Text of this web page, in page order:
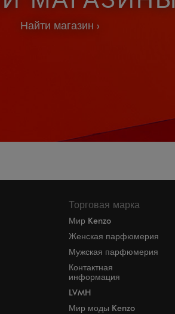
Найти магазин
Торговая марка
Мир Kenzo
Женская парфюмерия
Мужская парфюмерия
Контактная
информация
LVMH
Мир моды Kenzo